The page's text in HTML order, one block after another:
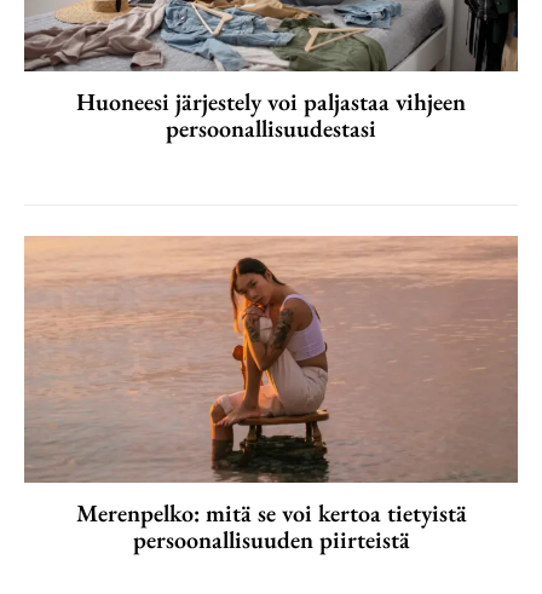
Huoneesi järjestely voi paljastaa vihjeen
persoonallisuudestasi
Merenpelko: mitä se voi kertoa tietyistä
persoonallisuuden piirteistä